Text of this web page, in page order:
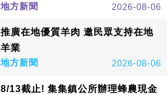
地方新聞
2026-08-06
推廣在地優質羊肉 邀民眾支持在地
羊業
地方新聞
2026-08-06
8/13截止! 集集鎮公所辦理蜂農現金